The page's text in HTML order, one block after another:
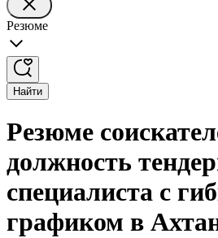
Резюме
Найти
Резюме
должность
специалиста с
графиком в